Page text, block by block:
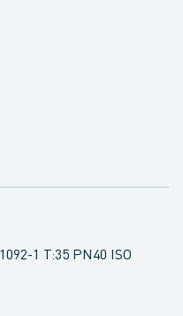
1 T:35 PN40 ISO